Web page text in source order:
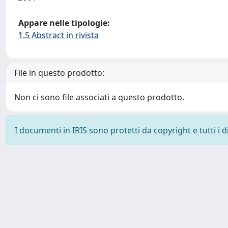
Appare nelle tipologie:
1.5 Abstract in rivista
File in questo prodotto:
Non ci sono file associati a questo prodotto.
I documenti in IRIS sono protetti da copyright e tutti i